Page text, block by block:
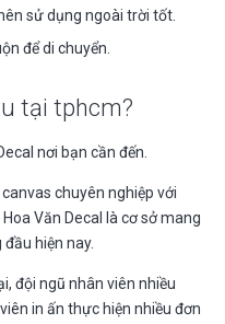
sử dụng ngoài trời tốt.
để di chuyển.
tại tphcm?
nơi bạn cần đến.
chuyên nghiệp với
Văn Decal là cơ sở mang
hiện nay.
đội ngũ nhân viên nhiều
in ấn thực hiện nhiều đơn